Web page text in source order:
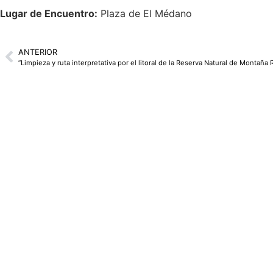
Lugar de Encuentro: Plaza de El Médano
ANTERIOR
”Limpieza y ruta interpretativa por el litoral de la Reserva Natural de Montaña